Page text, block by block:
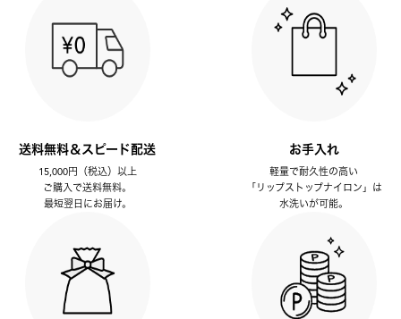
送料無料＆スピード配送
15,000円（税込）以上
ご購入で送料無料。
最短翌日にお届け。
お手入れ
軽量で耐久性の高い
「リップストップナイロン」は
水洗いが可能。